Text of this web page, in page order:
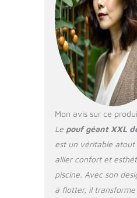
Mon avis sur ce
Le pouf géant XXL
est un véritable
allier confort et
piscine. Avec son
à flotter, il transforme